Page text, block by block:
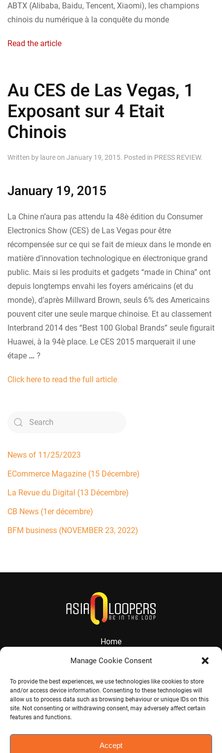
Manage Cookie Consent
To provide the best experiences, we use technologies like cookies to store
and/or access device information. Consenting to these technologies will
allow us to process data such as browsing behaviour or unique IDs on this
site. Not consenting or withdrawing consent, may adversely affect certain
features and functions.
Accept
ABTX (Alibaba, Baidu, Tencent, Xiaomi), les champions
chinois du numérique à la conquête du monde
Read the article
Au CES de Las Vegas, 1
Exposant sur 4 Etait
Chinois
Written by laureon January 19, 2015. Posted in PRESS REVIEW.
January 19, 2015
La Chine n’aura pas attendu la 48è édition du Consumer
Electronics Show (CES) de Las Vegas pour être
récompensée sur ce qui se fait de mieux dans le monde en
matière d’innovation technologique en électronique grand
public. Mais si les produits et gadgets “made in China” ont
depuis longtemps envahi les foyers américains (et du
monde), d’après Millward Brown, seuls 6% des Americains
pouvent citer une seule marque chinoise. Et au classement
Interbrand 2014 des “Best 100 Global Brands” seule figurait
Huawei, à la 94è place. Le CES 2015 marquerait il une
étape … ?
Click here to read the full article
News of 11/25/2023
ECommerce Magazine (15 Décembre)
La Revue du Digital (13 Décembre)
CB News (1er décembre)
BFM business (NOVEMBER 23, 2022)
Home
About
Services
Contact